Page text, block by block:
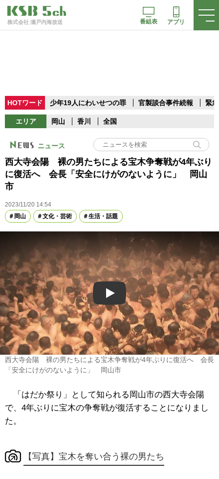
株式会社 瀬戸内海放送 番組表 アプリ
HOTワード 少年19人にわいせつの罪 官製談合事件続報 緊
エリア 岡山 香川 全国
ニュース
西大寺会陽 裸の男たちによる宝木争奪戦が4年ぶり
に復活へ 会長「安全にけがのないように」 岡山
市
2023/11/20 14:54
岡山
文化・芸術 生活・話題
Play
西大寺会陽 裸の男たちによる宝木争奪戦が4年ぶりに復活へ 会長
「安全にけがのないように」 岡山市
「はだか祭り」として知られる岡山市の西大寺会陽
で、4年ぶりに宝木の争奪戦が復活することになりまし
た。
【写真】宝木を奪い合う裸の男たち